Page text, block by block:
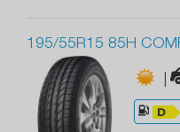
195/55R15 85H
|